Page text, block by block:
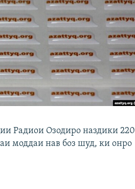
Радиои Озодиро наздики 220
моддаи нав боз шуд, ки онро